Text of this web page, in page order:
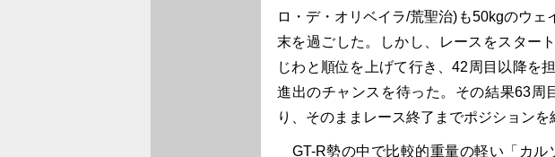
ロ・デ・オリベイラ/荒聖治)も50kgのウェ
末を過ごした。しかし、レースをスター
じわと順位を上げて行き、42周目以降を
進出のチャンスを待った。その結果63周
り、そのままレース終了までポジションを
GT-R勢の中で比較的重量の軽い「カル